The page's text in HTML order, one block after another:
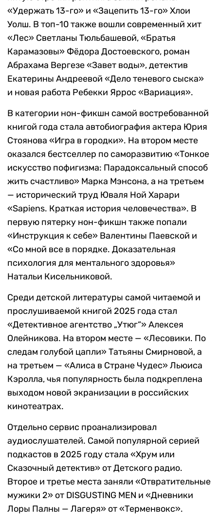
«Удержать 13-го» и «Зацепить 13-го» Хлои
Уолш. В топ-10 также вошли современный хит
«Лес» Светланы Тюльбашевой, «Братья
Карамазовы» Фёдора Достоевского, роман
Абрахама Вергезе «Завет воды», детектив
Екатерины Андреевой «Дело теневого сыска»
и новая работа Ребекки Яррос «Вариация».
В категории нон-фикшн самой востребованной
книгой года стала автобиография актера Юрия
Стоянова «Игра в городки». На втором месте
оказался бестселлер по саморазвитию «Тонкое
искусство пофигизма: Парадоксальный способ
жить счастливо» Марка Мэнсона, а на третьем
— исторический труд Юваля Ной Харари
«Sapiens. Краткая история человечества». В
первую пятерку нон-фикшн также попали
«Инструкция к себе» Валентины Паевской и
«Со мной все в порядке. Доказательная
психология для ментального здоровья»
Натальи Кисельниковой.
Среди детской литературы самой читаемой и
прослушиваемой книгой 2025 года стал
«Детективное агентство „Утюг“» Алексея
Олейникова. На втором месте — «Лесовики. По
следам голубой цапли» Татьяны Смирновой, а
на третьем — «Алиса в Стране Чудес» Льюиса
Кэролла, чья популярность была подкреплена
выходом новой экранизации в российских
кинотеатрах.
Отдельно сервис проанализировал
аудиослушателей. Самой популярной серией
подкастов в 2025 году стала «Хрум или
Сказочный детектив» от Детского радио.
Второе и третье места заняли «Отвратительные
мужики 2» от DISGUSTING MEN и «Дневники
Лоры Палны — Лагеря» от «Терменвокс».